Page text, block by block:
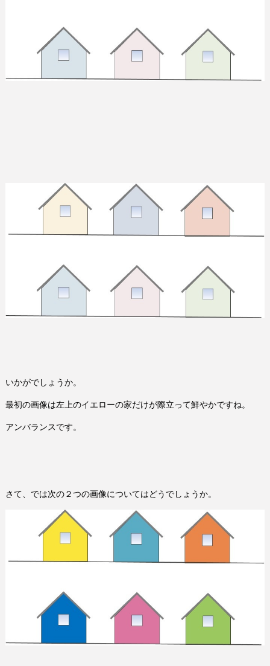
いかがでしょうか。
最初の画像は左上のイエローの家だけが際立って鮮やかですね。
アンバランスです。
さて、では次の２つの画像についてはどうでしょうか。